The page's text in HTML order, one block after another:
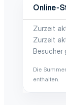
Online-
Zurzeit
Zurzeit
Besucher
Die
enthalten.